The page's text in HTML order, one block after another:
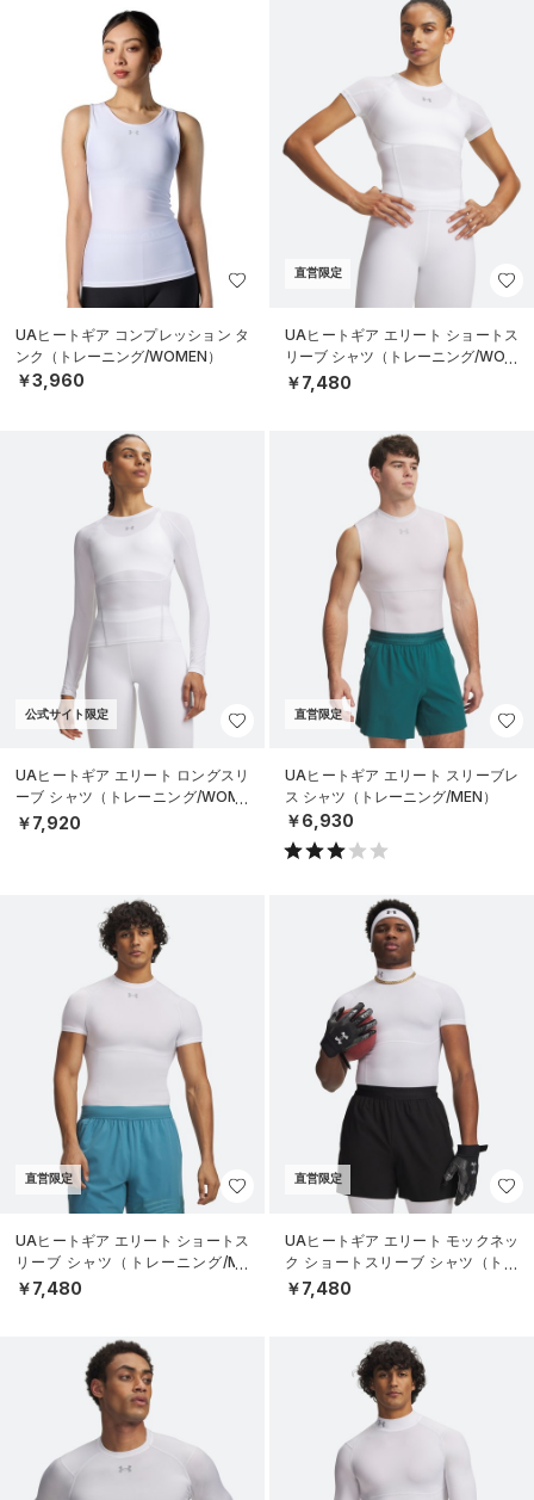
UAヒートギア コンプレッション タ
ンク（トレーニング/WOMEN）
￥3,960
直営限定
UAヒートギア エリート ショートス
リーブ シャツ（トレーニング/WOM
EN）
￥7,480
公式サイト限定
UAヒートギア エリート ロングスリ
ーブ シャツ（トレーニング/WOME
N）
￥7,920
直営限定
UAヒートギア エリート スリーブレ
ス シャツ（トレーニング/MEN）
￥6,930
直営限定
UAヒートギア エリート ショートス
リーブ シャツ（トレーニング/ME
N）
￥7,480
直営限定
UAヒートギア エリート モックネッ
ク ショートスリーブ シャツ（トレ
ーニング/MEN）
￥7,480